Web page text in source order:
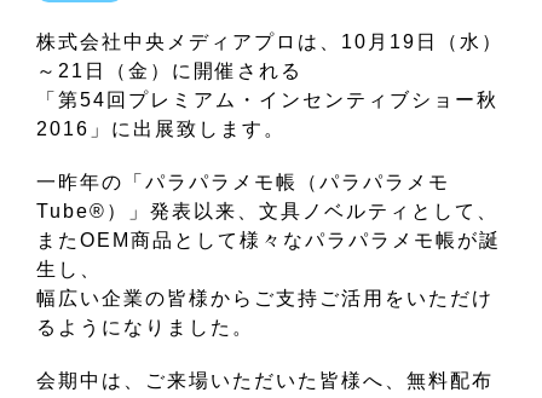
株式会社中央メディアプロは、10月19日（水）
～21日（金）に開催される
「第54回プレミアム・インセンティブショー秋
2016」に出展致します。
一昨年の「パラパラメモ帳（パラパラメモ
Tube®）」発表以来、文具ノベルティとして、
またOEM商品として様々なパラパラメモ帳が誕
生し、
幅広い企業の皆様からご支持ご活用をいただけ
るようになりました。
会期中は、ご来場いただいた皆様へ、無料配布